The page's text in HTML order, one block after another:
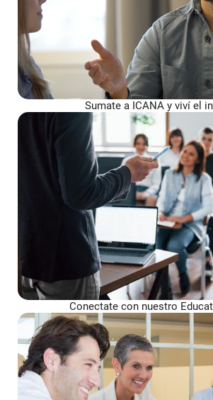
Sumate a ICANA y viví el
Conectate con nuestro